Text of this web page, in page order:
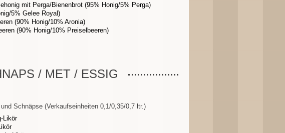
mit Perga/Bienenbrot (95% Honig/5% Perga)
5% Gelee Royal)
(90% Honig/10% Aronia)
(90% Honig/10% Preiselbeeren)
/ MET / ESSIG
Schnäpse (Verkaufseinheiten 0,1/0,35/0,7 ltr.)
Likör